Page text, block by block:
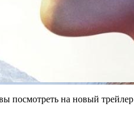
посмотреть на новый трейлер